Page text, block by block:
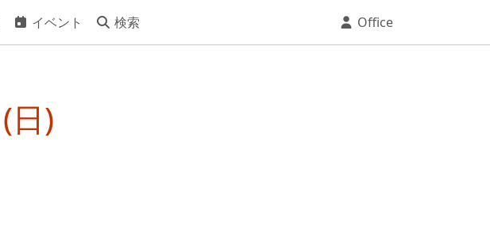
イベント 検索 Office
(日)